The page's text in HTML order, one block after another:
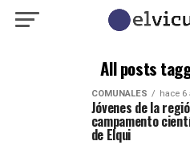
All posts
COMUNALES hace 6
Jóvenes de la
campamento
de Elqui